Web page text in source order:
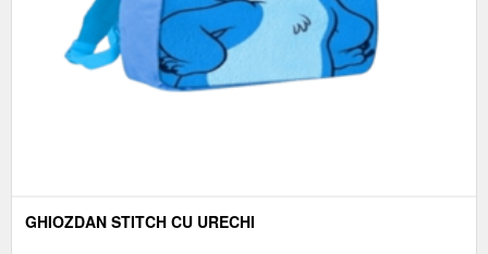
GHIOZDAN STITCH CU URECHI